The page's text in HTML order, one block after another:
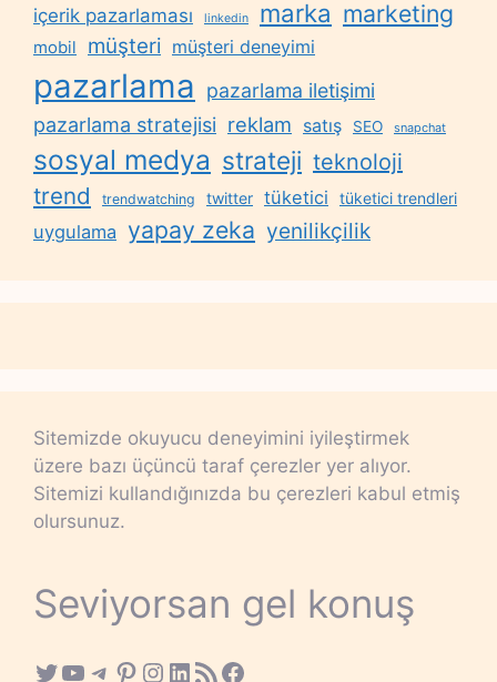
içerik pazarlaması linkedin marka marketing
mobil müşteri müşteri deneyimi
pazarlama
pazarlama iletişimi
pazarlama stratejisi reklam satış SEO snapchat
sosyal medya strateji teknoloji
trend trendwatching twitter tüketici tüketici trendleri
uygulama yapay zeka yenilikçilik
Sitemizde okuyucu deneyimini iyileştirmek
üzere bazı üçüncü taraf çerezler yer alıyor.
Sitemizi kullandığınızda bu çerezleri kabul etmiş
olursunuz.
Seviyorsan gel konuş
Twitter
YouTube
Telegram
Pinterest
Instagram
LinkedIn
RSS FeedFacebook